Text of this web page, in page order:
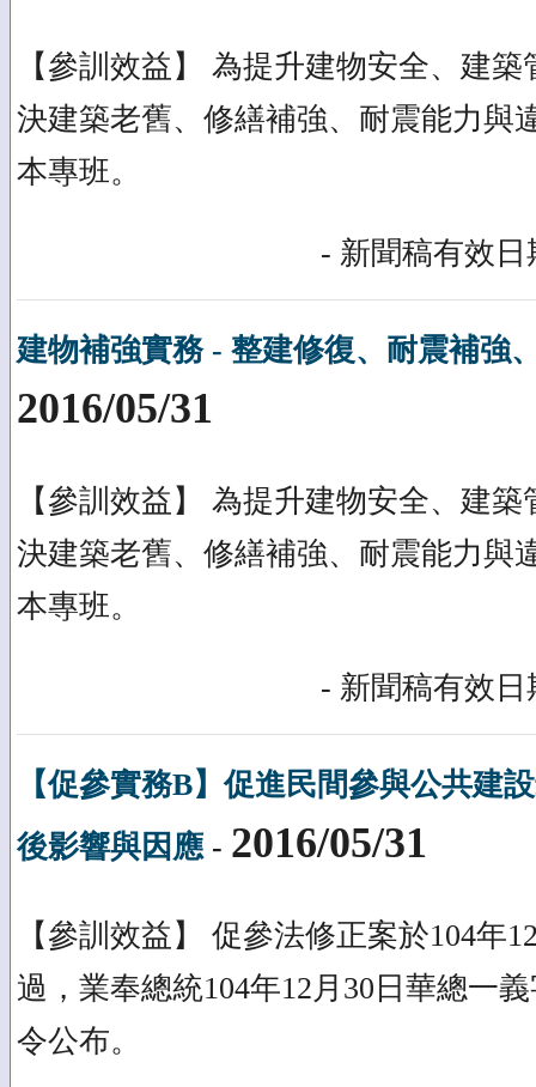
【參訓效益】 為提升建物安全、建
決建築老舊、修繕補強、耐震能力與
本專班。
- 新聞稿有效日
建物補強實務 - 整建修復、耐震補強
2016/05/31
【參訓效益】 為提升建物安全、建
決建築老舊、修繕補強、耐震能力與
本專班。
- 新聞稿有效日
【促參實務B】促進民間參與公共建
後影響與因應- 2016/05/31
【參訓效益】 促參法修正案於104年
過，業奉總統104年12月30日華總一義
令公布。